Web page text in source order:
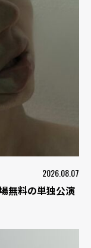
2026.08.07
無料の単独公演